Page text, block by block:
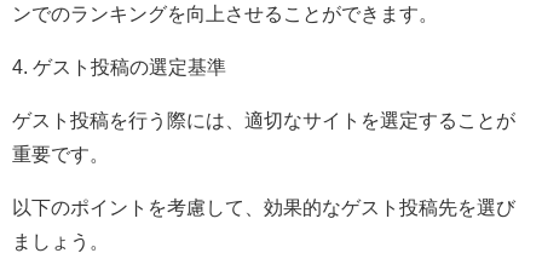
ンでのランキングを向上させることができます。
4. ゲスト投稿の選定基準
ゲスト投稿を行う際には、適切なサイトを選定することが
重要です。
以下のポイントを考慮して、効果的なゲスト投稿先を選び
ましょう。